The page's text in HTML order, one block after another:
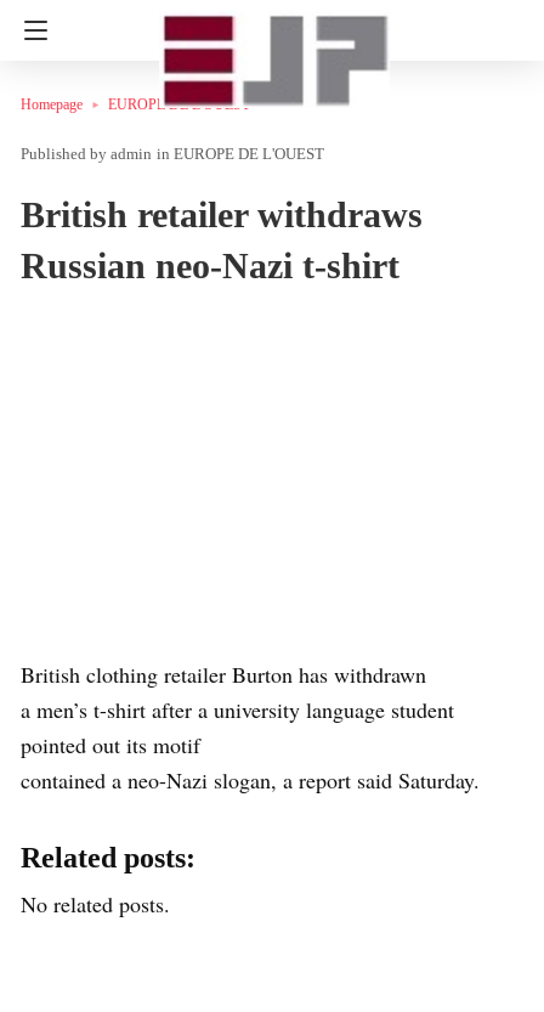
Homepage EUROPE DE L'OUEST
admin in EUROPE DE L'OUEST
British retailer withdraws
Russian neo-Nazi t-shirt
British clothing retailer Burton has withdrawn
a men’s t-shirt after a university language student
pointed out its motif
contained a neo-Nazi slogan, a report said Saturday.
Related posts:
No related posts.